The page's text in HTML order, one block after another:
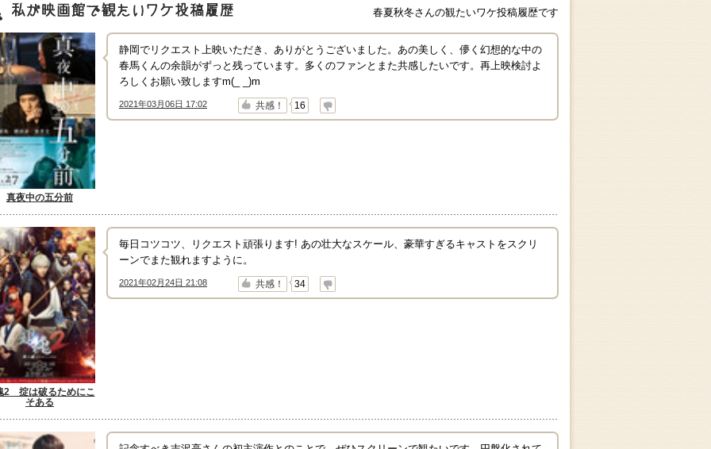
館で観たいワケ"投稿履歴
春夏秋冬さんの観たいワケ投稿履歴です
真夜中の五分前
静岡でリクエスト上映いただき、ありがとうございました。あの美しく、儚く幻想的な中の
春馬くんの余韻がずっと残っています。多くのファンとまた共感したいです。再上映検討よ
ろしくお願い致しますm(_ _)m
2021年03月06日 17:02
↑ 共感！ 16
↓
2 掟は破るためにこ
そある
毎日コツコツ、リクエスト頑張ります! あの壮大なスケール、豪華すぎるキャストをスクリ
ーンでまた観れますように。
2021年02月24日 21:08
↑ 共感！ 34
↓